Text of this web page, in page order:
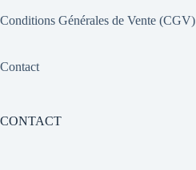
Conditions Générales de Vente (CGV)
Contact
CONTACT